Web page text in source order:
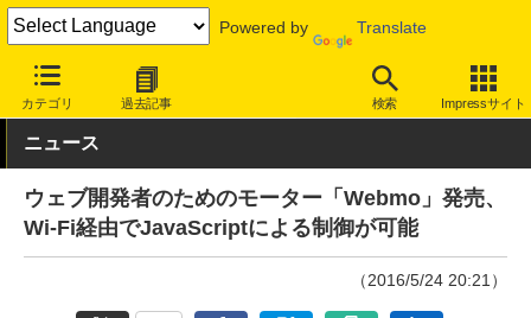
Powered by Translate
カテゴリ 過去記事 検索 Impressサイト
INTERNET Watch トピック
ニュース
ウェブ開発者のためのモーター「Webmo」発売、
Wi-Fi経由でJavaScriptによる制御が可能
（2016/5/24 20:21）